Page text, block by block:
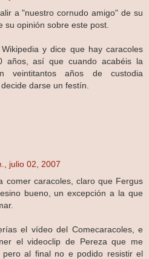
a "nuestro cornudo amigo" de su
su opinión sobre este post.
y dice que hay caracoles
años, así que cuando acabéis la
veintitantos años de custodia
darse un festín.
julio 02, 2007
comer caracoles, claro que Fergus
bueno, un excepción a la que
el vídeo del Comecaracoles, e
el videoclip de Pereza que me
al final no e podido resistir el